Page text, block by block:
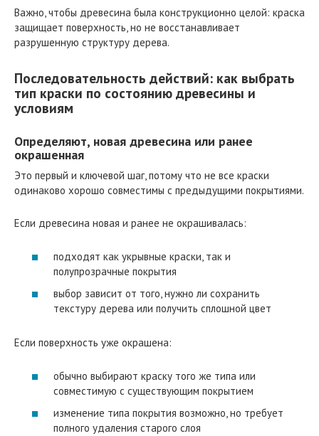
Важно, чтобы древесина была конструкционно целой: краска
защищает поверхность, но не восстанавливает
разрушенную структуру дерева.
Последовательность действий: как выбрать
тип краски по состоянию древесины и
условиям
Определяют, новая древесина или ранее
окрашенная
Это первый и ключевой шаг, потому что не все краски
одинаково хорошо совместимы с предыдущими покрытиями.
Если древесина новая и ранее не окрашивалась:
подходят как укрывные краски, так и
полупрозрачные покрытия
выбор зависит от того, нужно ли сохранить
текстуру дерева или получить сплошной цвет
Если поверхность уже окрашена:
обычно выбирают краску того же типа или
совместимую с существующим покрытием
изменение типа покрытия возможно, но требует
полного удаления старого слоя